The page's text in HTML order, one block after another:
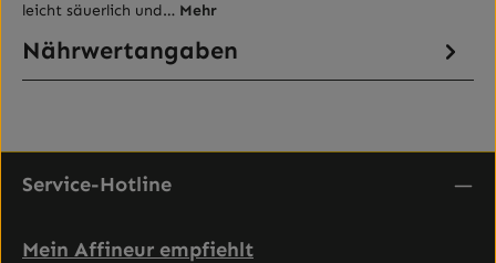
leicht säuerlich und… Mehr
Nährwertangaben
Service-Hotline
Mein Affineur empfiehlt